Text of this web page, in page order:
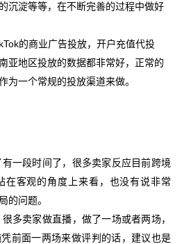
沉淀等等，在不断完善的过程中做好
的商业广告投放，开户充值代投
亚地区投放的数据都非常好，正常的
为一个常规的投放渠道来做。
一段时间了，很多卖家反应目前跨境
在客观的角度上来看，也没有说非常
的问题。
多卖家做直播，做了一场或者两场，
前面一两场来做评判的话，建议也是